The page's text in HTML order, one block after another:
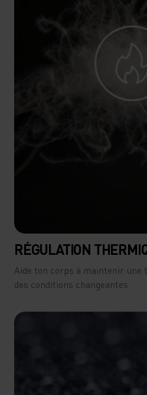
RÉGULATION
Aide ton corps à maintenir
des conditions changeantes.